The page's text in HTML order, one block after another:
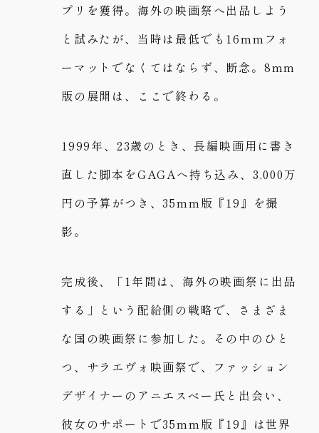
プリを獲得。海外の映画祭へ出品しよう
と試みたが、当時は最低でも16mmフォ
ーマットでなくてはならず、断念。8mm
版の展開は、ここで終わる。
1999年、23歳のとき、長編映画用に書き
直した脚本をGAGAへ持ち込み、3,000万
円の予算がつき、35mm版『19』を撮
影。
完成後、「1年間は、海外の映画祭に出品
する」という配給側の戦略で、さまざま
な国の映画祭に参加した。その中のひと
つ、サラエヴォ映画祭で、ファッション
デザイナーのアニエスベー氏と出会い、
彼女のサポートで35mm版『19』は世界